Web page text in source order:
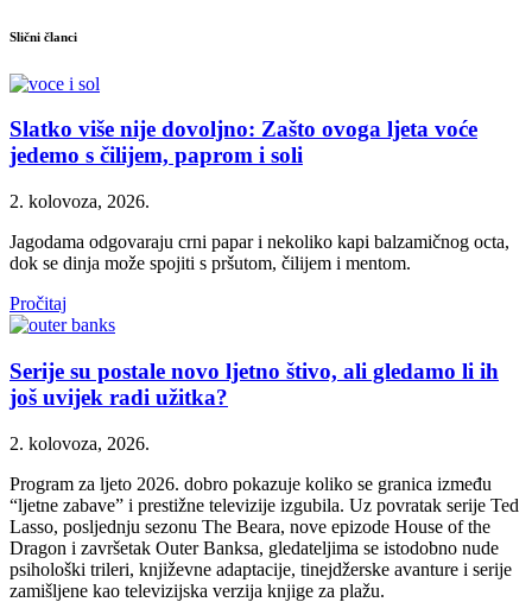
Slični članci
Slatko više nije dovoljno: Zašto ovoga ljeta voće
jedemo s čilijem, paprom i soli
2. kolovoza, 2026.
Jagodama odgovaraju crni papar i nekoliko kapi balzamičnog octa,
dok se dinja može spojiti s pršutom, čilijem i mentom.
Pročitaj
Serije su postale novo ljetno štivo, ali gledamo li ih
još uvijek radi užitka?
2. kolovoza, 2026.
Program za ljeto 2026. dobro pokazuje koliko se granica između
“ljetne zabave” i prestižne televizije izgubila. Uz povratak serije Ted
Lasso, posljednju sezonu The Beara, nove epizode House of the
Dragon i završetak Outer Banksa, gledateljima se istodobno nude
psihološki trileri, književne adaptacije, tinejdžerske avanture i serije
zamišljene kao televizijska verzija knjige za plažu.